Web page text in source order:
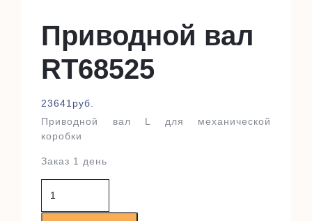
Приводной вал
RT68525
23641 руб.
Приводной вал L для механической
коробки
Заказ 1 день
товара
Приводной